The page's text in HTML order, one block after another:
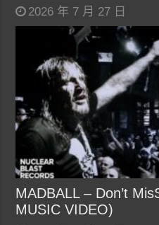
2026 年 7 月 27 日
MADBALL – Don’t
MUSIC VIDEO)